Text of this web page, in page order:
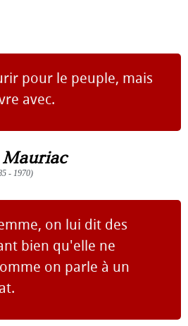
pour le peuple, mais
avec.
- 1970)
on lui dit des
bien qu'elle ne
on parle à un